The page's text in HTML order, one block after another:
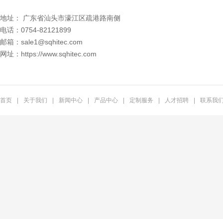
地址： 广东省汕头市濠江区疏港路南侧
电话：0754-82121899
邮箱：sale1@sqhitec.com
网址：https://www.sqhitec.com
首页 关于我们 新闻中心 产品中心 定制服务 人才招聘 联系我